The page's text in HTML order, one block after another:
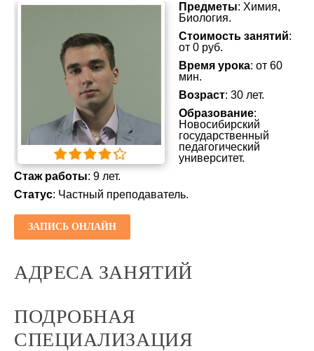
Предметы: Химия,
Биология.
Стоимость занятий:
от 0 руб.
Время урока: от 60
мин.
Возраст: 30 лет.
Образование:
Новосибирский
государственный
педагогический
университет.
Стаж работы: 9 лет.
Статус: Частный преподаватель.
ЗАПИСЬ ОНЛАЙН
АДРЕСА ЗАНЯТИЙ
ПОДРОБНАЯ
СПЕЦИАЛИЗАЦИЯ